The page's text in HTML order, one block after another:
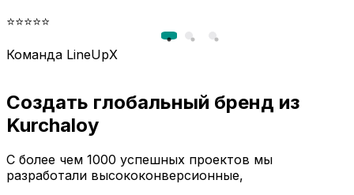
⭐⭐⭐⭐⭐
Команда LineUpX
Создать глобальный бренд из
Kurchaloy
С более чем 1000 успешных проектов мы
разработали высококонверсионные,